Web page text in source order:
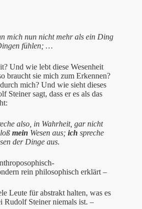
mich nun nicht mehr als ein Ding
fühlen; …
Und wie lebt diese Wesenheit
braucht sie mich zum Erkennen?
mich? Und wie sieht dieses
Steiner sagt, dass er es als das
also, in Wahrheit, gar nicht
mein Wesen aus; ich spreche
der Dinge aus.
rein philosophisch erklärt –
Leute für abstrakt halten, was es
Rudolf Steiner niemals ist. –